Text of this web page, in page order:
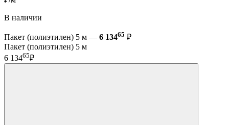
В наличии
Пакет (полиэтилен) 5 м — 6 13465 ₽
Пакет (полиэтилен) 5 м
6 13465₽